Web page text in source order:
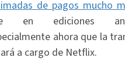
de pagos mucho
en ediciones
ahora que la
a cargo de Netflix.